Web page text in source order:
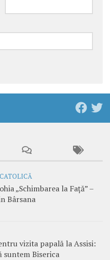
„Schimbarea la Față” –
Bârsana
vizita papală la Assisi:
suntem Biserica